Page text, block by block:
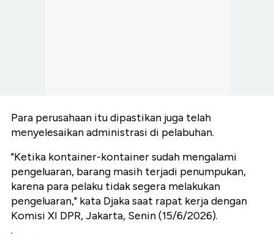
Para perusahaan itu dipastikan juga telah
menyelesaikan administrasi di pelabuhan.
"Ketika kontainer-kontainer sudah mengalami
pengeluaran, barang masih terjadi penumpukan,
karena para pelaku tidak segera melakukan
pengeluaran," kata Djaka saat rapat kerja dengan
Komisi XI DPR, Jakarta, Senin (15/6/2026).